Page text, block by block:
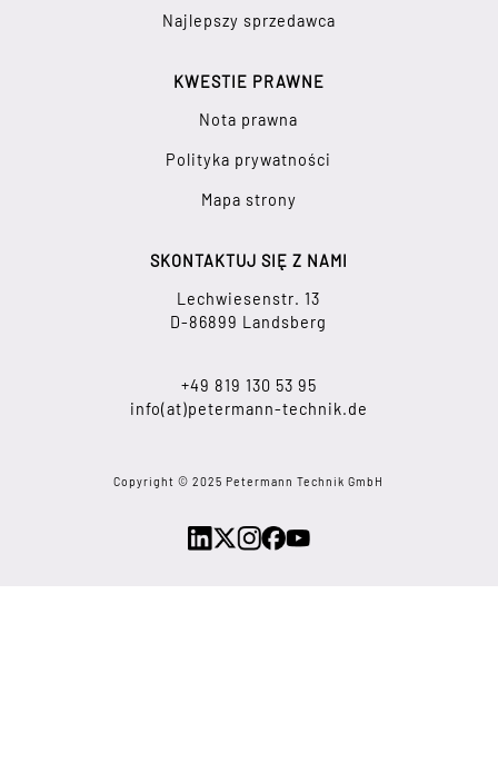
Najlepszy sprzedawca
KWESTIE PRAWNE
Nota prawna
Polityka prywatności
Mapa strony
SKONTAKTUJ SIĘ Z NAMI
Lechwiesenstr. 13
D-86899 Landsberg
+49 819 130 53 95
info(at)petermann-technik.de
Copyright © 2025 Petermann Technik GmbH